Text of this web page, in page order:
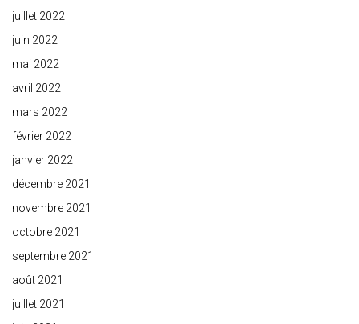
juillet 2022
juin 2022
mai 2022
avril 2022
mars 2022
février 2022
janvier 2022
décembre 2021
novembre 2021
octobre 2021
septembre 2021
août 2021
juillet 2021